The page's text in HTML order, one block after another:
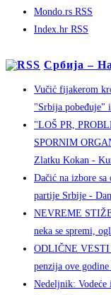
Mondo.rs RSS
Index.hr RSS
Србија –
Vučić fijakerom
"Srbija pobeđuje"
"LOŠ PR,
SPORNIM
Zlatku Kokan -
Dačić na izbore
partije Srbije -
NEVREME
neka se spremi,
ODLIČNE VESTI
penzija ove
Nedeljnik: Vodeće